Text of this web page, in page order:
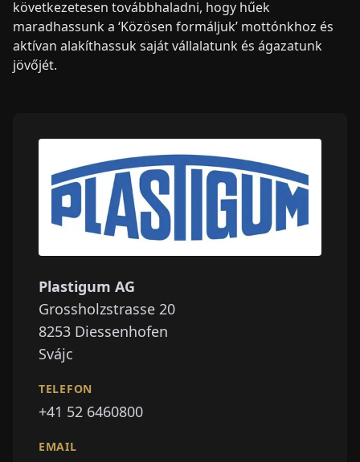
következetesen továbbhaladni, hogy hűek
maradhassunk a ‘Közösen formáljuk’ mottónkhoz és
aktívan alakíthassuk saját vállalatunk és ágazatunk
jövőjét.
Plastigum AG
Grossholzstrasse 20
8253 Diessenhofen
Svájc
TELEFON
+41 52 6460800
EMAIL